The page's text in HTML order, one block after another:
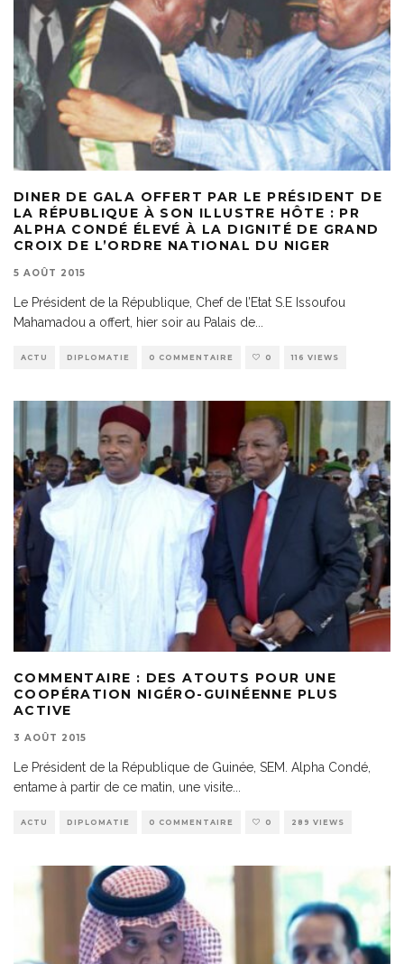
DINER DE GALA OFFERT PAR LE PRÉSIDENT DE
LA RÉPUBLIQUE À SON ILLUSTRE HÔTE : PR
ALPHA CONDÉ ÉLEVÉ À LA DIGNITÉ DE GRAND
CROIX DE L’ORDRE NATIONAL DU NIGER
5 AOÛT 2015
Le Président de la République, Chef de l’Etat S.E Issoufou
Mahamadou a offert, hier soir au Palais de
ACTU DIPLOMATIE 0 COMMENTAIRE 0 116 VIEWS
COMMENTAIRE : DES ATOUTS POUR UNE
COOPÉRATION NIGÉRO-GUINÉENNE PLUS
ACTIVE
3 AOÛT 2015
Le Président de la République de Guinée, SEM. Alpha Condé,
entame à partir de ce matin, une visite...
ACTU DIPLOMATIE 0 COMMENTAIRE 0 289 VIEWS